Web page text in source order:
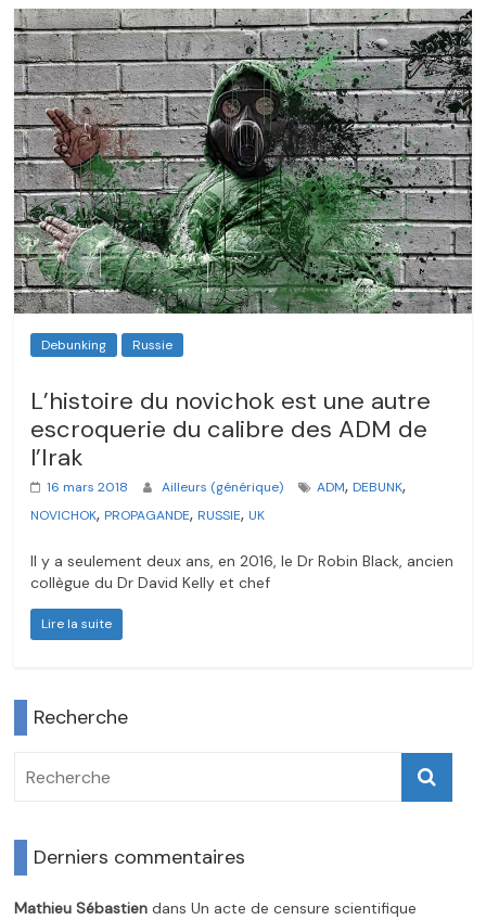
Debunking Russie
L’histoire du novichok est une autre
escroquerie du calibre des ADM de
l’Irak
16 mars 2018 Ailleurs (générique) ADM,DEBUNK,
NOVICHOK,PROPAGANDE,RUSSIE,UK
Il y a seulement deux ans, en 2016, le Dr Robin Black, ancien
collègue du Dr David Kelly et chef
Lire la suite
Recherche
Derniers commentaires
Mathieu Sébastien dansUn acte de censure scientifique